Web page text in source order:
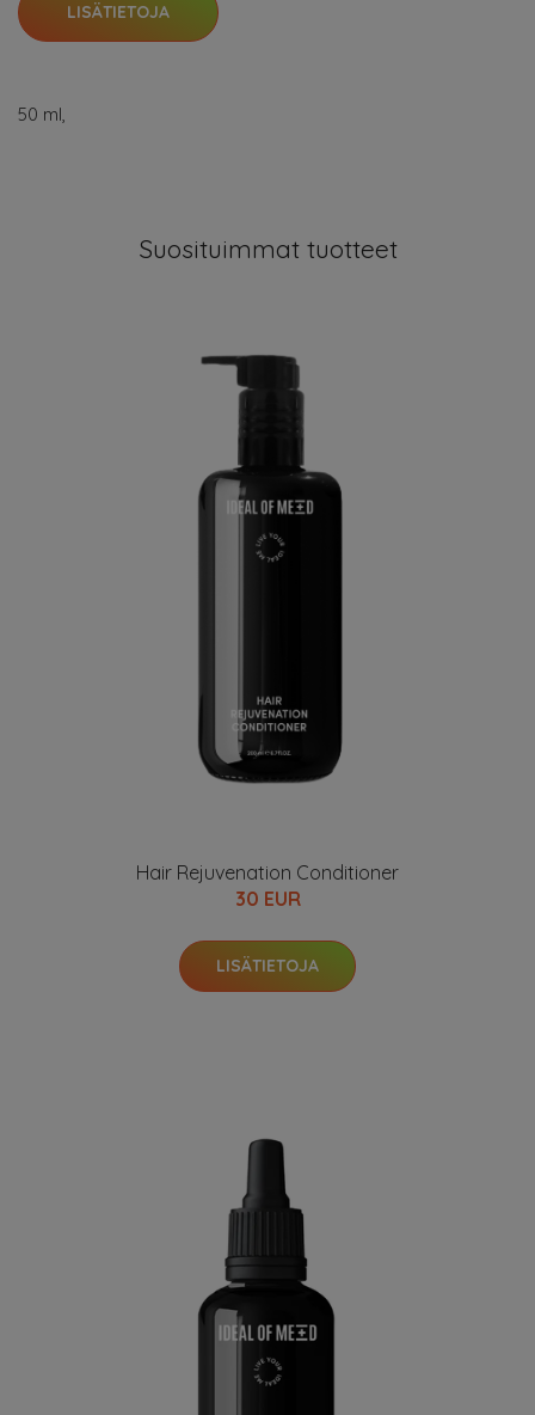
LISÄTIETOJA
50 ml,
Suosituimmat tuotteet
Hair Rejuvenation Conditioner
30 EUR
LISÄTIETOJA